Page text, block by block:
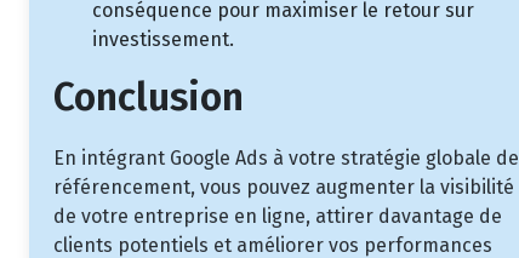
conséquence pour maximiser le retour sur
investissement.
Conclusion
En intégrant Google Ads à votre stratégie globale de
référencement, vous pouvez augmenter la visibilité
de votre entreprise en ligne, attirer davantage de
clients potentiels et améliorer vos performances